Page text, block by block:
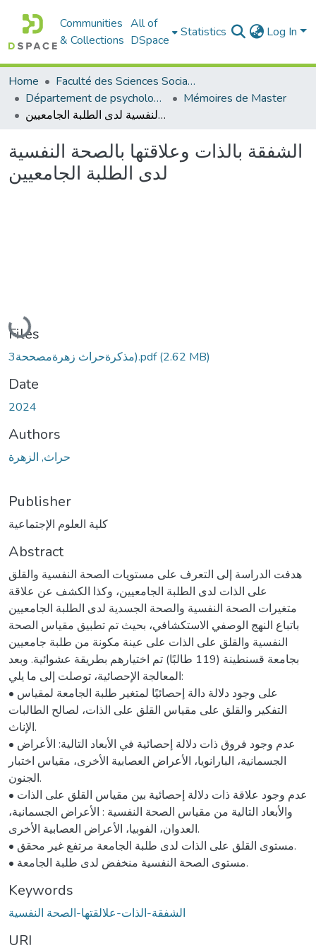
Communities
& Collections
All of
DSpace
Statistics Log In
Home
Faculté des Sciences Sociales
Département de psychologie
Mémoires de Master
الشفقة بالذات وعلاقتها بالصحة النفسية لدى الطلبة الجامعيين
الشفقة بالذات وعلاقتها بالصحة النفسية
لدى الطلبة الجامعيين
Loading...
Files
مذكرةحراث زهرةمصححة3).pdf(2.62 MB)
Date
2024
Authors
حراث, الزهرة
Publisher
كلية العلوم الإجتماعية
Abstract
هدفت الدراسة إلى التعرف على مستويات الصحة النفسية والقلق
على الذات لدى الطلبة الجامعيين، وكذا الكشف عن علاقة
متغيرات الصحة النفسية والصحة الجسدية لدى الطلبة الجامعيين
باتباع النهج الوصفي الاستكشافي، بحيث تم تطبيق مقياس الصحة
النفسية والقلق على الذات على عينة مكونة من طلبة جامعيين
بجامعة قسنطينة (119 طالبًا) تم اختيارهم بطريقة عشوائية. وبعد
المعالجة الإحصائية، توصلت إلى ما يلي:
• على وجود دلالة دالة إحصائيًا لمتغير طلبة الجامعة لمقياس
التفكير والقلق على مقياس القلق على الذات، لصالح الطالبات
الإناث.
• عدم وجود فروق ذات دلالة إحصائية في الأبعاد التالية: الأعراض
الجسمانية، البارانويا، الأعراض العصابية الأخرى، مقياس اختبار
الجنون.
• عدم وجود علاقة ذات دلالة إحصائية بين مقياس القلق على الذات
والأبعاد التالية من مقياس الصحة النفسية : الأعراض الجسمانية،
العدوان، الفوبيا، الأعراض العصابية الأخرى.
• مستوى القلق على الذات لدى طلبة الجامعة مرتفع غير محقق.
• مستوى الصحة النفسية منخفض لدى طلبة الجامعة.
Keywords
الشفقة-الذات-علالقتها-الصحة النفسية
URI